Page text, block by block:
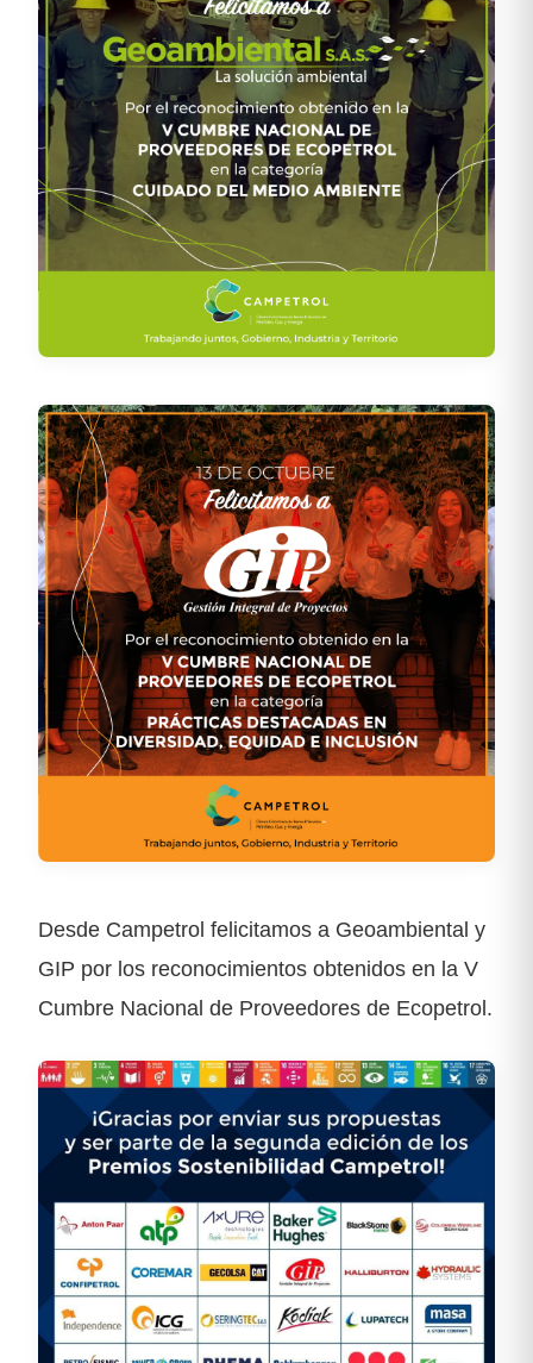
Desde Campetrol felicitamos a Geoambiental y
GIP por los reconocimientos obtenidos en la V
Cumbre Nacional de Proveedores de Ecopetrol.